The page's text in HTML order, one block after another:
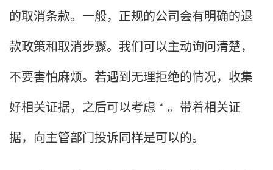
的取消条款。一般，正规的公司会有明确的退
款政策和取消步骤。我们可以主动询问清楚，
不要害怕麻烦。若遇到无理拒绝的情况，收集
好相关证据，之后可以考虑 * 。带着相关证
据，向主管部门投诉同样是可以的。